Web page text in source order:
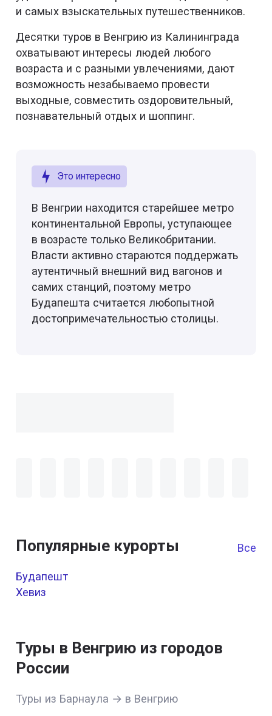
и самых взыскательных путешественников.
Десятки туров в Венгрию из Калининграда
охватывают интересы людей любого
возраста и с разными увлечениями, дают
возможность незабываемо провести
выходные, совместить оздоровительный,
познавательный отдых и шоппинг.
Это интересно
В Венгрии находится старейшее метро
континентальной Европы, уступающее
в возрасте только Великобритании.
Власти активно стараются поддержать
аутентичный внешний вид вагонов и
самих станций, поэтому метро
Будапешта считается любопытной
достопримечательностью столицы.
Популярные курорты Все
Будапешт
Хевиз
Туры в Венгрию из городов
России
Туры из Барнаула → в Венгрию